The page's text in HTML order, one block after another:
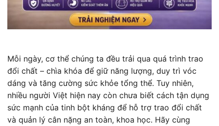
Mỗi ngày, cơ thể chúng ta đều trải qua quá trình trao
đổi chất – chìa khóa để giữ năng lượng, duy trì vóc
dáng và tăng cường sức khỏe tổng thể. Tuy nhiên,
nhiều người Việt hiện nay còn chưa biết cách tận dụng
sức mạnh của tinh bột kháng để hỗ trợ trao đổi chất
và quản lý cân nặng an toàn, khoa học. Hãy cùng